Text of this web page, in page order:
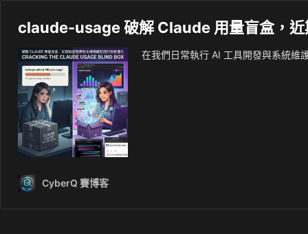
claude-usage 破解 Claude 用量盲盒，近
在我們日常執行 AI 工具開發與系統
CyberQ 賽博客